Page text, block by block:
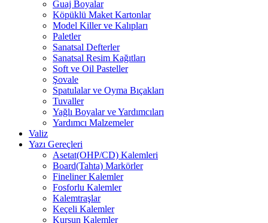
Guaj Boyalar
Köpüklü Maket Kartonlar
Model Killer ve Kalıpları
Paletler
Sanatsal Defterler
Sanatsal Resim Kağıtları
Soft ve Oil Pasteller
Şovale
Spatulalar ve Oyma Bıçakları
Tuvaller
Yağlı Boyalar ve Yardımcıları
Yardımcı Malzemeler
Valiz
Yazı Gereçleri
Asetat(OHP/CD) Kalemleri
Board(Tahta) Markörler
Fineliner Kalemler
Fosforlu Kalemler
Kalemtraşlar
Keçeli Kalemler
Kurşun Kalemler